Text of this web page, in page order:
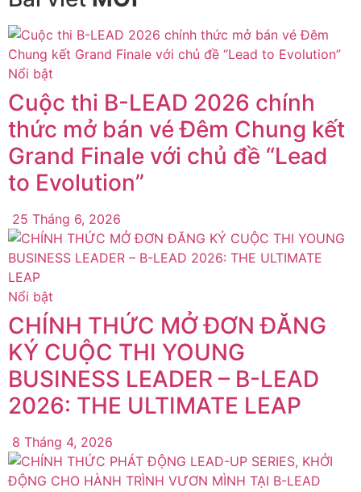
Nổi bật
Cuộc thi B-LEAD 2026 chính
thức mở bán vé Đêm Chung kết
Grand Finale với chủ đề “Lead
to Evolution”
25 Tháng 6, 2026
Nổi bật
CHÍNH THỨC MỞ ĐƠN ĐĂNG
KÝ CUỘC THI YOUNG
BUSINESS LEADER – B-LEAD
2026: THE ULTIMATE LEAP
8 Tháng 4, 2026